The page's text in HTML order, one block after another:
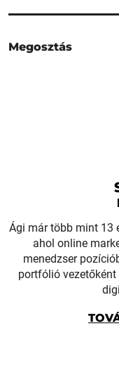
Ági már több mint 13
ahol online
menedzser
portfólió
Megosztás